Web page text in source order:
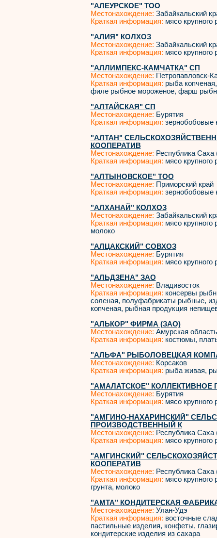
"АЛЕУРСКОЕ" ТОО
Местонахождение: Забайкальский
Краткая информация: мясо крупного
"АЛИЯ" КОЛХОЗ
Местонахождение: Забайкальский
Краткая информация: мясо крупного
"АЛЛИМПЕКС-КАМЧАТКА" СП
Местонахождение: Петропавловск-
Краткая информация: рыба
филе рыбное мороженое, фарш
"АЛТАЙСКАЯ" СП
Местонахождение: Бурятия
Краткая информация: зернобобовые
"АЛТАН"
КООПЕРАТИВ
Местонахождение: Республика Саха
Краткая информация: мясо крупного
"АЛТЫНОВСКОЕ" ТОО
Местонахождение: Приморский край
Краткая информация: зернобобовые
"АЛХАНАЙ" КОЛХОЗ
Местонахождение: Забайкальский
Краткая информация: мясо крупного
молоко
"АЛЦАКСКИЙ" СОВХОЗ
Местонахождение: Бурятия
Краткая информация: мясо крупного
"АЛЬДЗЕНА" ЗАО
Местонахождение: Владивосток
Краткая информация: консервы
соленая, полуфабрикаты рыбные,
копченая, рыбная продукция
"АЛЬКОР" ФИРМА (ЗАО)
Местонахождение: Амурская область
Краткая информация: костюмы,
"АЛЬФА" РЫБОЛОВЕЦКАЯ
Местонахождение: Корсаков
Краткая информация: рыба живая,
"АМАЛАТСКОЕ" КОЛЛЕКТИВНОЕ
Местонахождение: Бурятия
Краткая информация: мясо крупного
"АМГИНО-НАХАРИНСКИЙ"
ПРОИЗВОДСТВЕННЫЙ К
Местонахождение: Республика Саха
Краткая информация: мясо крупного
"АМГИНСКИЙ"
КООПЕРАТИВ
Местонахождение: Республика Саха
Краткая информация: мясо крупного
грунта, молоко
"АМТА" КОНДИТЕРСКАЯ
Местонахождение: Улан-Удэ
Краткая информация: восточные
пастильные изделия, конфеты,
кондитерские изделия из сахара